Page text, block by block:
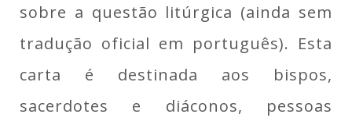
sobre a questão litúrgica (ainda sem
tradução oficial em português). Esta
carta é destinada aos bispos,
sacerdotes e diáconos, pessoas